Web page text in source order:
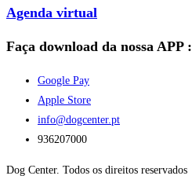
Agenda virtual
Faça download da nossa APP :
Google Pay
Apple Store
info@dogcenter.pt
936207000
Dog Center. Todos os direitos reservados